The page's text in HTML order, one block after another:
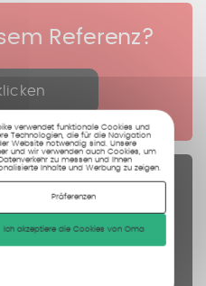
verwendet funktionale Cookies und
Technologien, die für die Navigation
Website notwendig sind. Unsere
und wir verwenden auch Cookies, um
zu messen und Ihnen
Inhalte und Werbung zu zeigen.
Präferenzen
Ich akzeptiere die Cookies von Oma
Referenz?